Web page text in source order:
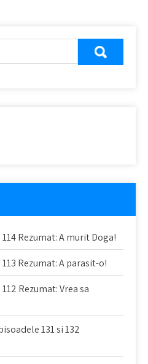
Rezumat: A murit Doga!
Rezumat: A parasit-o!
Rezumat: Vrea sa
131 si 132